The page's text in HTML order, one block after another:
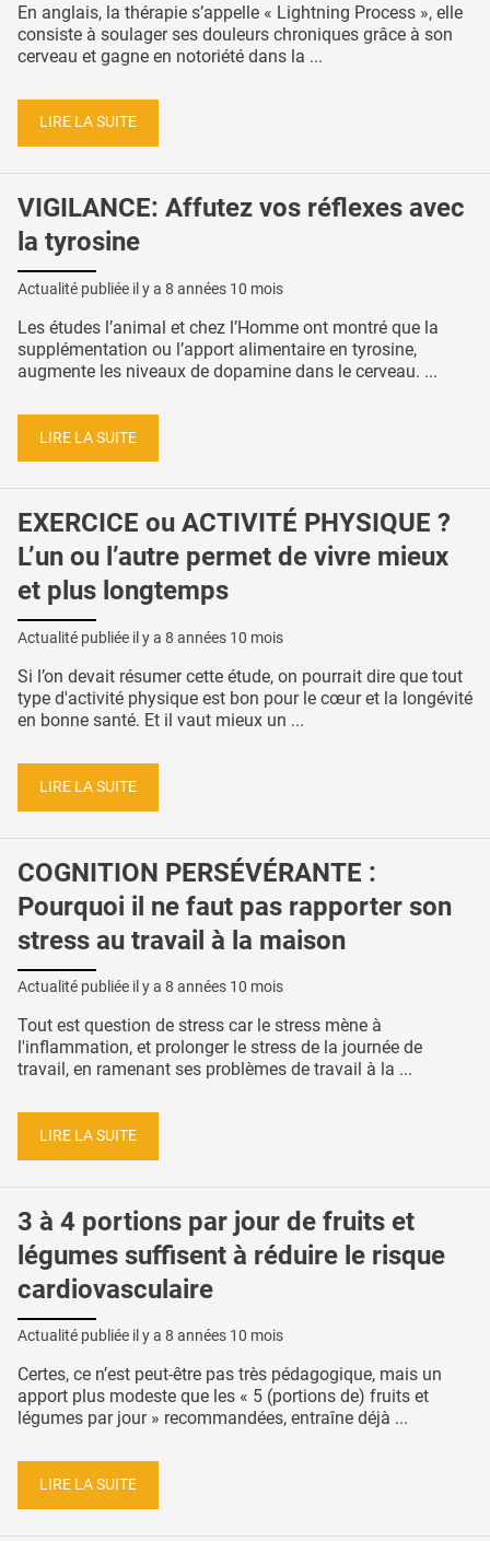
En anglais, la thérapie s’appelle « Lightning Process », elle
consiste à soulager ses douleurs chroniques grâce à son
cerveau et gagne en notoriété dans la ...
LIRE LA SUITE
VIGILANCE: Affutez vos réflexes avec
la tyrosine
Actualité publiée il y a 8 années 10 mois
Les études l’animal et chez l’Homme ont montré que la
supplémentation ou l’apport alimentaire en tyrosine,
augmente les niveaux de dopamine dans le cerveau. ...
LIRE LA SUITE
EXERCICE ou ACTIVITÉ PHYSIQUE ?
L’un ou l’autre permet de vivre mieux
et plus longtemps
Actualité publiée il y a 8 années 10 mois
Si l’on devait résumer cette étude, on pourrait dire que tout
type d'activité physique est bon pour le cœur et la longévité
en bonne santé. Et il vaut mieux un ...
LIRE LA SUITE
COGNITION PERSÉVÉRANTE :
Pourquoi il ne faut pas rapporter son
stress au travail à la maison
Actualité publiée il y a 8 années 10 mois
Tout est question de stress car le stress mène à
l'inflammation, et prolonger le stress de la journée de
travail, en ramenant ses problèmes de travail à la ...
LIRE LA SUITE
3 à 4 portions par jour de fruits et
légumes suffisent à réduire le risque
cardiovasculaire
Actualité publiée il y a 8 années 10 mois
Certes, ce n’est peut-être pas très pédagogique, mais un
apport plus modeste que les « 5 (portions de) fruits et
légumes par jour » recommandées, entraîne déjà ...
LIRE LA SUITE